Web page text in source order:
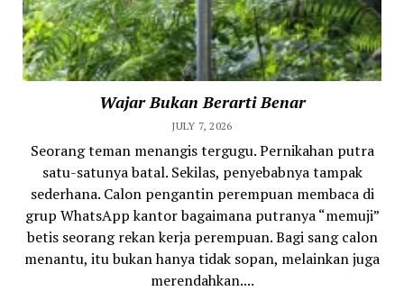
Wajar Bukan Berarti Benar
JULY 7, 2026
Seorang teman menangis tergugu. Pernikahan putra
satu-satunya batal. Sekilas, penyebabnya tampak
sederhana. Calon pengantin perempuan membaca di
grup WhatsApp kantor bagaimana putranya “memuji”
betis seorang rekan kerja perempuan. Bagi sang calon
menantu, itu bukan hanya tidak sopan, melainkan juga
merendahkan....